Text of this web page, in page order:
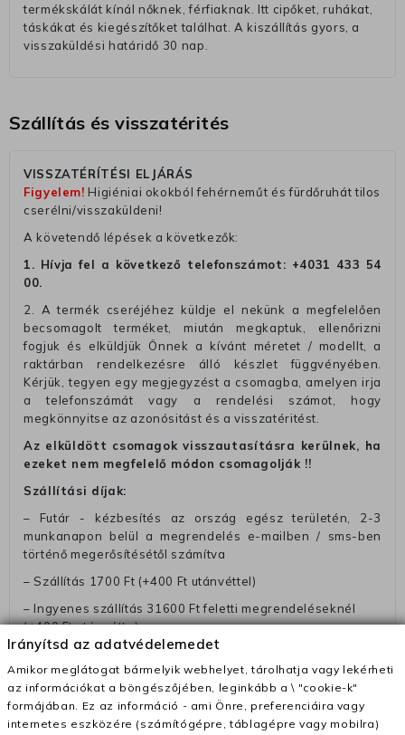
termékskálát kínál nőknek, férfiaknak. Itt cipőket, ruhákat,
táskákat és kiegészítőket találhat. A kiszállítás gyors, a
visszaküldési határidő 30 nap.
Szállítás és visszatérités
VISSZATÉRÍTÉSI ELJÁRÁS
Figyelem! Higiéniai okokból fehérneműt és fürdőruhát tilos
cserélni/visszaküldeni!
A követendő lépések a következők:
1. Hívja fel a következő telefonszámot: +4031 433 54
00.
2. A termék cseréjéhez küldje el nekünk a megfelelően
becsomagolt terméket, miután megkaptuk, ellenőrizni
fogjuk és elküldjük Önnek a kívánt méretet / modellt, a
raktárban rendelkezésre álló készlet függvényében.
Kérjük, tegyen egy megjegyzést a csomagba, amelyen irja
a telefonszámát vagy a rendelési számot, hogy
megkönnyitse az azonósitást és a visszatéritést.
Az elküldött csomagok visszautasításra kerülnek, ha
ezeket nem megfelelő módon csomagolják !!
Szállítási díjak:
– Futár - kézbesítés az ország egész területén, 2-3
munkanapon belül a megrendelés e-mailben / sms-ben
történő megerősítésétől számítva
– Szállítás 1700 Ft (+400 Ft utánvéttel)
– Ingyenes szállítás 31600 Ft feletti megrendeléseknél
(+400 Ft utánvétte)
– A kapott termék cseréjéért 3780 Ft szállítási díjat
számolunk fel (oda -vissza út)
Pénzvisszatérítés:
A pénz visszatérítéséhez küldjük a futárt, hogy vegye át
Irányítsd az adatvédelemedet
Amikor meglátogat bármelyik webhelyet, tárolhatja vagy lekérheti
az információkat a böngészőjében, leginkább a \ "cookie-k"
formájában. Ez az információ - ami Önre, preferenciáira vagy
internetes eszközére (számítógépre, táblagépre vagy mobilra)